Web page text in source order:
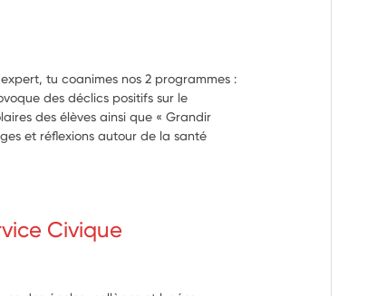
tu coanimes nos 2 programmes :
des déclics positifs sur le
des élèves ainsi que « Grandir
et réflexions autour de la santé
Civique